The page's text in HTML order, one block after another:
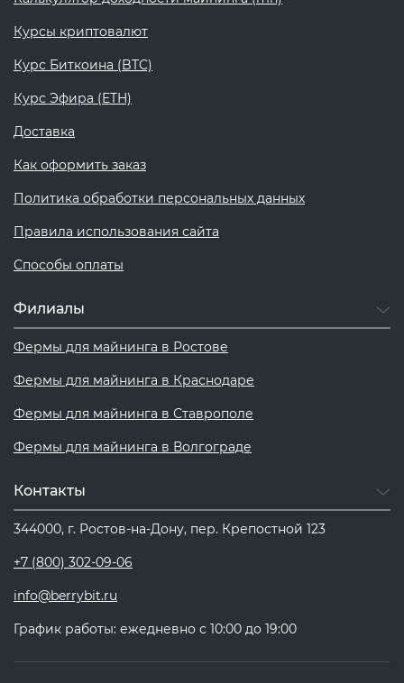
Курсы криптовалют
Курс Биткоина (BTC)
Курс Эфира (ETH)
Доставка
Как оформить заказ
Политика обработки персональных данных
Правила использования сайта
Способы оплаты
Филиалы
Фермы для майнинга в Ростове
Фермы для майнинга в Краснодаре
Фермы для майнинга в Ставрополе
Фермы для майнинга в Волгограде
Контакты
344000, г. Ростов-на-Дону, пер. Крепостной 123
+7 (800) 302-09-06
info@berrybit.ru
График работы: ежедневно с 10:00 до 19:00